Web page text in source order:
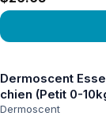
Dermoscent
chien (Petit 0-
Dermoscent